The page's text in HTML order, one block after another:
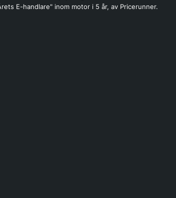
E-handlare" inom motor i 5 år, av Pricerunner.